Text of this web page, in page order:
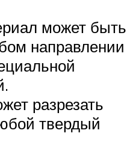
может быть
направлении
разрезать
твердый